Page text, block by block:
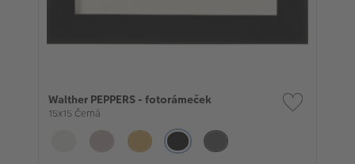
Walther PEPPERS - fotorámeček
15x15 Černá